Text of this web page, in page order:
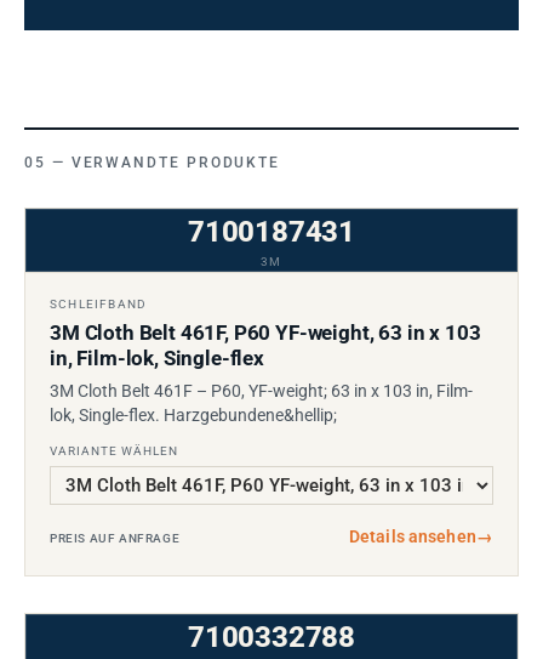
VERWANDTE PRODUKTE
7100187431
3M
SCHLEIFBAND
3M Cloth Belt 461F, P60 YF-weight, 63 in x 103
in, Film-lok, Single-flex
3M Cloth Belt 461F – P60, YF-weight; 63 in x 103 in, Film-
lok, Single-flex. Harzgebundene&hellip;
VARIANTE WÄHLEN
PREIS AUF ANFRAGE Details ansehen→
7100332788